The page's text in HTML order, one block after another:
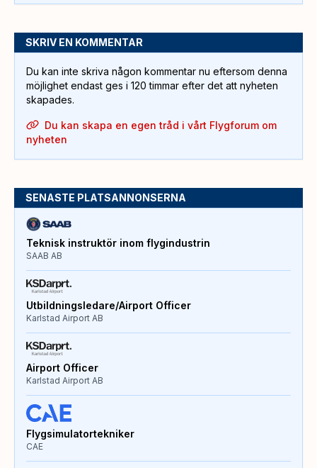
SKRIV EN KOMMENTAR
Du kan inte skriva någon kommentar nu eftersom denna
möjlighet endast ges i 120 timmar efter det att nyheten
skapades.
Du kan skapa en egen tråd i vårt Flygforum om
nyheten
SENASTE PLATSANNONSERNA
Teknisk instruktör inom flygindustrin
SAAB AB
Utbildningsledare/Airport Officer
Karlstad Airport AB
Airport Officer
Karlstad Airport AB
Flygsimulatortekniker
CAE